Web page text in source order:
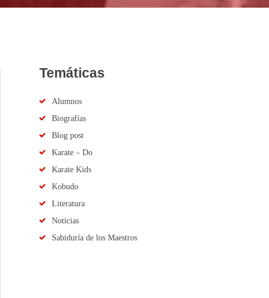
Temáticas
Alumnos
Biografías
Blog post
Karate – Do
Karate Kids
Kobudo
Literatura
Noticias
Sabiduría de los Maestros